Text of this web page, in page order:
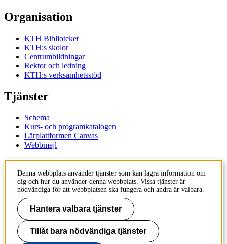
Organisation
KTH Biblioteket
KTH:s skolor
Centrumbildningar
Rektor och ledning
KTH:s verksamhetsstöd
Tjänster
Schema
Kurs- och programkatalogen
Lärplattformen Canvas
Webbmejl
KTH
100 44 Stockholm
+46 8 790 60 00
Kontakta KTH
Jobba på KTH
Press och media
Denna webbplats använder tjänster som kan lagra information om
dig och hur du använder denna webbplats. Vissa tjänster är
nödvändiga för att webbplatsen ska fungera och andra är valbara.
Hantera valbara tjänster
Tillåt bara nödvändiga tjänster